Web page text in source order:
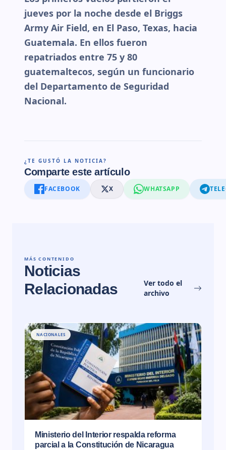
jueves por la noche desde el Briggs
Army Air Field, en El Paso, Texas, hacia
Guatemala. En ellos fueron
repatriados entre 75 y 80
guatemaltecos, según un funcionario
del Departamento de Seguridad
Nacional.
¿TE GUSTÓ LA NOTICIA?
Comparte este artículo
FACEBOOK X WHATSAPP
MÁS CONTENIDO
Noticias
Relacionadas
Ver todo el
archivo
NACIONALES
Ministerio del Interior respalda reforma
parcial a la Constitución de Nicaragua